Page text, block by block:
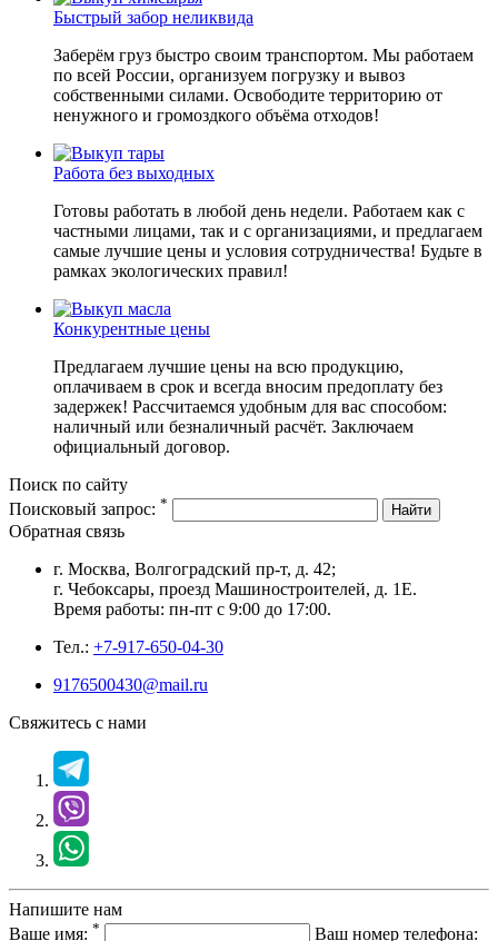
Быстрый забор неликвида
Заберём груз быстро своим транспортом. Мы работаем
по всей России, организуем погрузку и вывоз
собственными силами. Освободите территорию от
ненужного и громоздкого объёма отходов!
Работа без выходных
Готовы работать в любой день недели. Работаем как с
частными лицами, так и с организациями, и предлагаем
самые лучшие цены и условия сотрудничества! Будьте в
рамках экологических правил!
Конкурентные цены
Предлагаем лучшие цены на всю продукцию,
оплачиваем в срок и всегда вносим предоплату без
задержек! Рассчитаемся удобным для вас способом:
наличный или безналичный расчёт. Заключаем
официальный договор.
Поиск по сайту
Поисковый запрос: * Найти
Обратная связь
г. Москва, Волгоградский пр-т, д. 42;
г. Чебоксары, проезд Машиностроителей, д. 1Е.
Время работы: пн-пт с 9:00 до 17:00.
Тел.: +7-917-650-04-30
9176500430@mail.ru
Свяжитесь с нами
Напишите нам
Ваше имя: * Ваш номер телефона: